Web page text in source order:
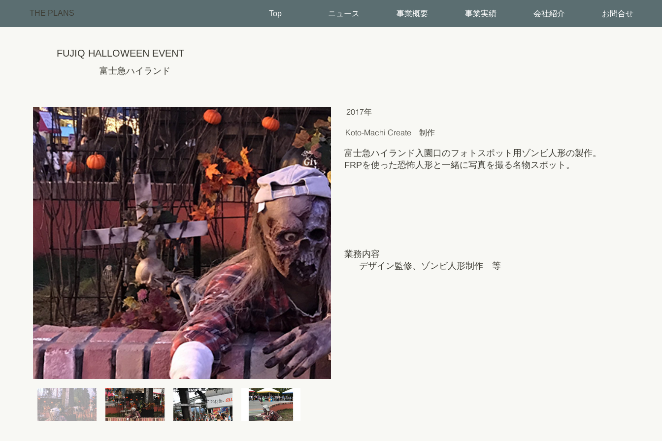
Top ニュース 事業概要 事業実績 会社紹介 お問合せ
THE PLANS
FUJIQ HALLOWEEN EVENT
富士急ハイランド
2017年
Koto-Machi Create 制作
富士急ハイランド入園口のフォトスポット用ゾンビ人形の製作。
FRPを使った恐怖人形と一緒に写真を撮る名物スポット。
業務内容
デザイン監修、ゾンビ人形制作 等